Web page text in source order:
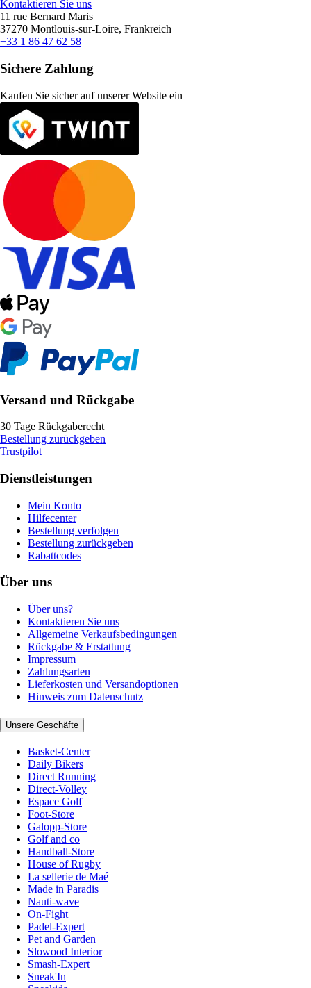
Kontaktieren Sie uns
11 rue Bernard Maris
37270 Montlouis-sur-Loire, Frankreich
+33 1 86 47 62 58
Sichere Zahlung
Kaufen Sie sicher auf unserer Website ein
Versand und Rückgabe
30 Tage Rückgaberecht
Bestellung zurückgeben
Trustpilot
Dienstleistungen
Mein Konto
Hilfecenter
Bestellung verfolgen
Bestellung zurückgeben
Rabattcodes
Über uns
Über uns?
Kontaktieren Sie uns
Allgemeine Verkaufsbedingungen
Rückgabe & Erstattung
Impressum
Zahlungsarten
Lieferkosten und Versandoptionen
Hinweis zum Datenschutz
Unsere Geschäfte
Basket-Center
Daily Bikers
Direct Running
Direct-Volley
Espace Golf
Foot-Store
Galopp-Store
Golf and co
Handball-Store
House of Rugby
La sellerie de Maé
Made in Paradis
Nauti-wave
On-Fight
Padel-Expert
Pet and Garden
Slowood Interior
Smash-Expert
Sneak'In